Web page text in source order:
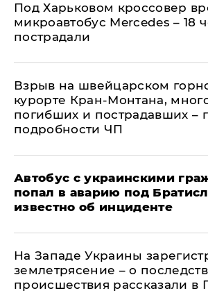
Под Харьковом кроссовер
микроавтобус Mercedes – 18
пострадали
Взрыв на швейцарском
курорте Кран-Монтана,
погибших и пострадавших –
подробности ЧП
Автобус с украинскими
попал в аварию под
известно об инциденте
На Западе Украины
землетрясение – о
происшествия рассказали в